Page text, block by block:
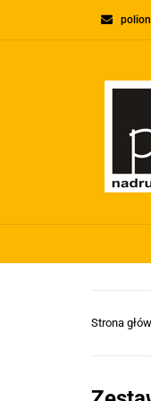
Strona